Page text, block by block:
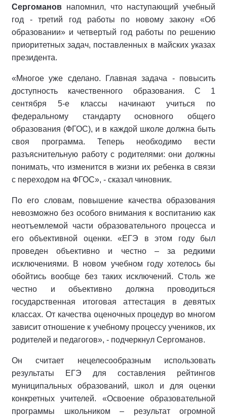
Сергоманов напомнил, что наступающий учебный
год - третий год работы по новому закону «Об
образовании» и четвертый год работы по решению
приоритетных задач, поставленных в майских указах
президента.
«Многое уже сделано. Главная задача - повысить
доступность качественного образования. С 1
сентября 5-е классы начинают учиться по
федеральному стандарту основного общего
образования (ФГОС), и в каждой школе должна быть
своя программа. Теперь необходимо вести
разъяснительную работу с родителями: они должны
понимать, что изменится в жизни их ребенка в связи
с переходом на ФГОС», - сказал чиновник.
По его словам, повышение качества образования
невозможно без особого внимания к воспитанию как
неотъемлемой части образовательного процесса и
его объективной оценки. «ЕГЭ в этом году был
проведен объективно и честно – за редкими
исключениями. В новом учебном году хотелось бы
обойтись вообще без таких исключений. Столь же
честно и объективно должна проводиться
государственная итоговая аттестация в девятых
классах. От качества оценочных процедур во многом
зависит отношение к учебному процессу учеников, их
родителей и педагогов», - подчеркнул Сергоманов.
Он считает нецелесообразным использовать
результаты ЕГЭ для составления рейтингов
муниципальных образований, школ и для оценки
конкретных учителей. «Освоение образовательной
программы школьником – результат огромной